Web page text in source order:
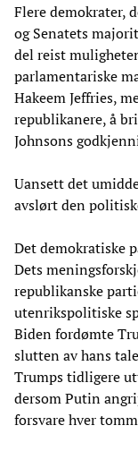
Flere demokrater,
og Senatets
del reist
parlamentariske
Hakeem Jeffries,
republikanere, å
Johnsons
Uansett det
avslørt den
Det demokratiske
Dets
republikanske
utenrikspolitiske
Biden fordømte
slutten av hans
Trumps tidligere
dersom Putin
forsvare hver